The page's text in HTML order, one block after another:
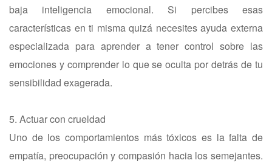
baja inteligencia emocional. Si percibes esas
características en ti misma quizá necesites ayuda externa
especializada para aprender a tener control sobre las
emociones y comprender lo que se oculta por detrás de tu
sensibilidad exagerada.
5. Actuar con crueldad
Uno de los comportamientos más tóxicos es la falta de
empatía, preocupación y compasión hacia los semejantes.